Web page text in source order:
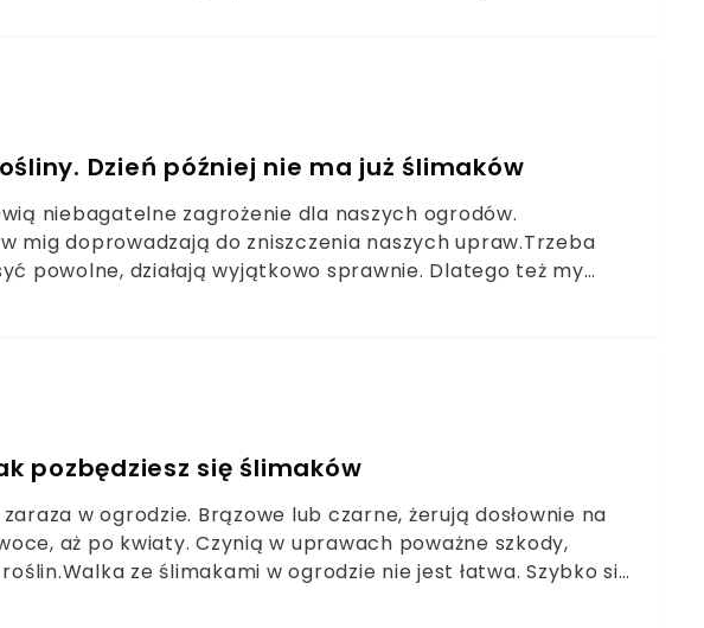
Dzień później nie ma już ślimaków
niebagatelne zagrożenie dla naszych ogrodów.
mig doprowadzają do zniszczenia naszych upraw.Trzeba
powolne, działają wyjątkowo sprawnie. Dlatego też my
pozbędziesz się ślimaków
w ogrodzie. Brązowe lub czarne, żerują dosłownie na
aż po kwiaty. Czynią w uprawach poważne szkody,
ze ślimakami w ogrodzie nie jest łatwa. Szybko się